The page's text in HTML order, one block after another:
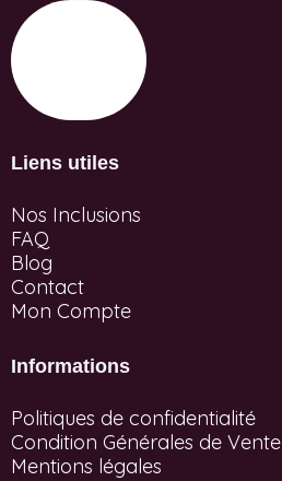
Liens utiles
Nos Inclusions
FAQ
Blog
Contact
Mon Compte
Informations
Politiques de confidentialité
Condition Générales de Vente
Mentions légales